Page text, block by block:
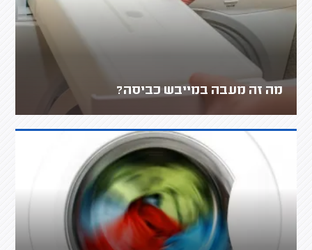
מה זה מעבה במייבש כביסה?